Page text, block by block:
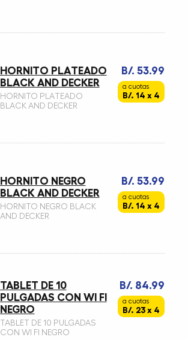
B/. 53.99
a cuotas
B/. 14 x 4
HORNITO PLATEADO
BLACK AND DECKER
HORNITO PLATEADO
BLACK AND DECKER
B/. 53.99
a cuotas
B/. 14 x 4
HORNITO NEGRO
BLACK AND DECKER
HORNITO NEGRO BLACK
AND DECKER
B/. 84.99
a cuotas
B/. 23 x 4
TABLET DE 10
PULGADAS CON WI FI
NEGRO
TABLET DE 10 PULGADAS
CON WI FI NEGRO